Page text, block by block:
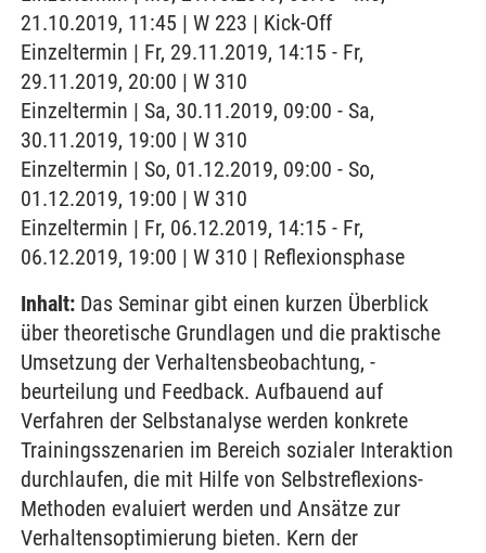
21.10.2019, 11:45 | W 223 | Kick-Off
Einzeltermin | Fr, 29.11.2019, 14:15 - Fr,
29.11.2019, 20:00 | W 310
Einzeltermin | Sa, 30.11.2019, 09:00 - Sa,
30.11.2019, 19:00 | W 310
Einzeltermin | So, 01.12.2019, 09:00 - So,
01.12.2019, 19:00 | W 310
Einzeltermin | Fr, 06.12.2019, 14:15 - Fr,
06.12.2019, 19:00 | W 310 | Reflexionsphase
Inhalt: Das Seminar gibt einen kurzen Überblick
über theoretische Grundlagen und die praktische
Umsetzung der Verhaltensbeobachtung, -
beurteilung und Feedback. Aufbauend auf
Verfahren der Selbstanalyse werden konkrete
Trainingsszenarien im Bereich sozialer Interaktion
durchlaufen, die mit Hilfe von Selbstreflexions-
Methoden evaluiert werden und Ansätze zur
Verhaltensoptimierung bieten. Kern der